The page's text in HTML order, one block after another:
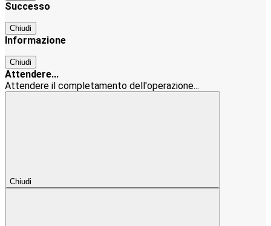
Successo
Chiudi
Informazione
Chiudi
Attendere...
Attendere il completamento dell'operazione...
Chiudi